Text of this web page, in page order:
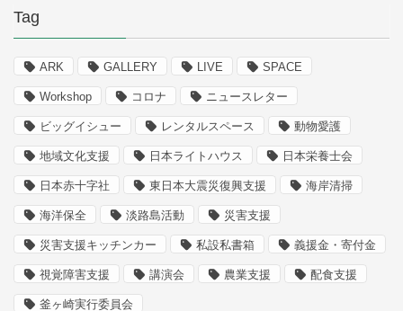
Tag
ARK GALLERY LIVE SPACE
Workshop コロナ ニュースレター
ビッグイシュー レンタルスペース 動物愛護
地域文化支援 日本ライトハウス 日本栄養士会
日本赤十字社 東日本大震災復興支援 海岸清掃
海洋保全 淡路島活動 災害支援
災害支援キッチンカー 私設私書箱 義援金・寄付金
視覚障害支援 講演会 農業支援 配食支援
釜ヶ崎実行委員会